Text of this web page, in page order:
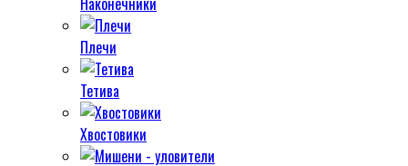
Плечи
Тетива
Хвостовики